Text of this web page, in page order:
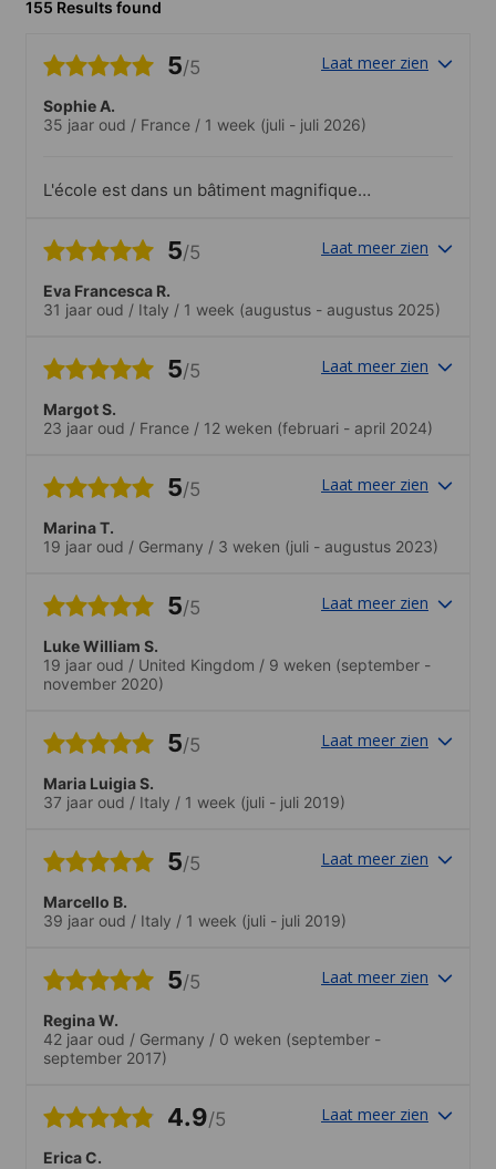
155 Results found
5/5 Laat meer zien
Sophie A.
35 jaar oud / France / 1 week (juli - juli 2026)
L'école est dans un bâtiment magnifique
5/5 Laat meer zien
Eva Francesca R.
31 jaar oud / Italy / 1 week (augustus - augustus 2025)
5/5 Laat meer zien
Margot S.
23 jaar oud / France / 12 weken (februari - april 2024)
5/5 Laat meer zien
Marina T.
19 jaar oud / Germany / 3 weken (juli - augustus 2023)
5/5 Laat meer zien
Luke William S.
19 jaar oud / United Kingdom / 9 weken (september -
november 2020)
5/5 Laat meer zien
Maria Luigia S.
37 jaar oud / Italy / 1 week (juli - juli 2019)
5/5 Laat meer zien
Marcello B.
39 jaar oud / Italy / 1 week (juli - juli 2019)
5/5 Laat meer zien
Regina W.
42 jaar oud / Germany / 0 weken (september -
september 2017)
4.9/5 Laat meer zien
Erica C.